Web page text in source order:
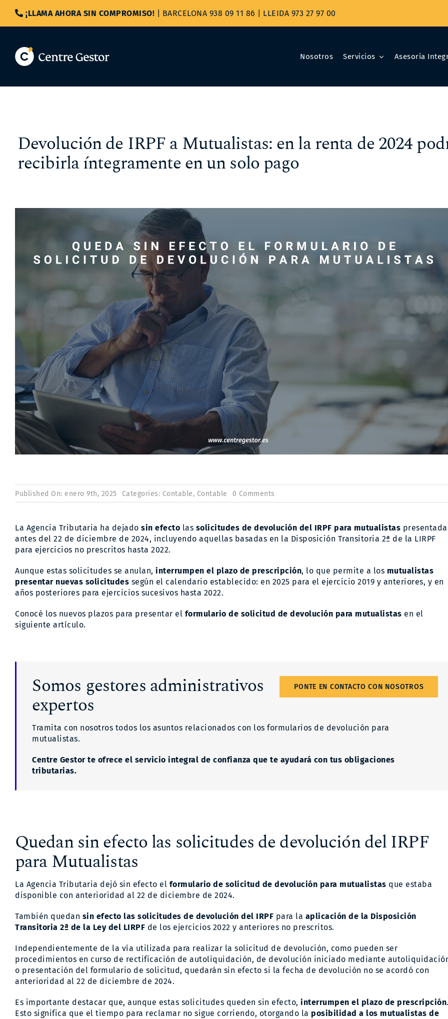
contenido
¡LLAMA AHORA SIN COMPROMISO! BARCELONA 938 09 11 86 LLEIDA 973 27 97 00
Nosotros Servicios Asesoría
Devolución de IRPF a Mutualistas: en la renta de 2024
recibirla íntegramente en un solo pago
Published On: enero 9th, 2025 Categories: Contable, Contable 0 Comments
Devolución
a
Mutualistas:
en
de
2024
podrán
en
La Agencia Tributaria ha dejado sin efecto las solicitudes de devolución del IRPF para mutualistas
antes del 22 de diciembre de 2024, incluyendo aquellas basadas en la Disposición Transitoria 2ª de la LIRPF
para ejercicios no prescritos hasta 2022.
Aunque estas solicitudes se anulan, interrumpen el plazo de prescripción, lo que permite a los mutualistas
presentar nuevas solicitudes según el calendario establecido: en 2025 para el ejercicio 2019 y anteriores, y en
años posteriores para ejercicios sucesivos hasta 2022.
Conocé los nuevos plazos para presentar el formulario de solicitud de devolución para mutualistas en el
siguiente artículo.
PONTE EN CONTACTO CON NOSOTROS
Somos gestores administrativos
expertos
Tramita con nosotros todos los asuntos relacionados con los formularios de devolución para
mutualistas.
Centre Gestor te ofrece el servicio integral de confianza que te ayudará con tus obligaciones
tributarias.
Quedan sin efecto las solicitudes de devolución del IRPF
para Mutualistas
La Agencia Tributaria dejó sin efecto el formulario de solicitud de devolución para mutualistas que estaba
disponible con anterioridad al 22 de diciembre de 2024.
También quedan sin efecto las solicitudes de devolución del IRPF para la aplicación de la Disposición
Transitoria 2ª de la Ley del LIRPF de los ejercicios 2022 y anteriores no prescritos.
Independientemente de la vía utilizada para realizar la solicitud de devolución, como pueden ser
procedimientos en curso de rectificación de autoliquidación, de devolución iniciado mediante
o presentación del formulario de solicitud, quedarán sin efecto si la fecha de devolución no se acordó con
anterioridad al 22 de diciembre de 2024.
Es importante destacar que, aunque estas solicitudes queden sin efecto, interrumpen el plazo de prescripción
Esto significa que el tiempo para reclamar no sigue corriendo, otorgando la posibilidad a los mutualistas de